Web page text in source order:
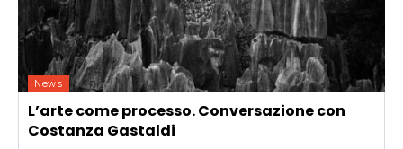
News
L’arte come processo. Conversazione con
Costanza Gastaldi